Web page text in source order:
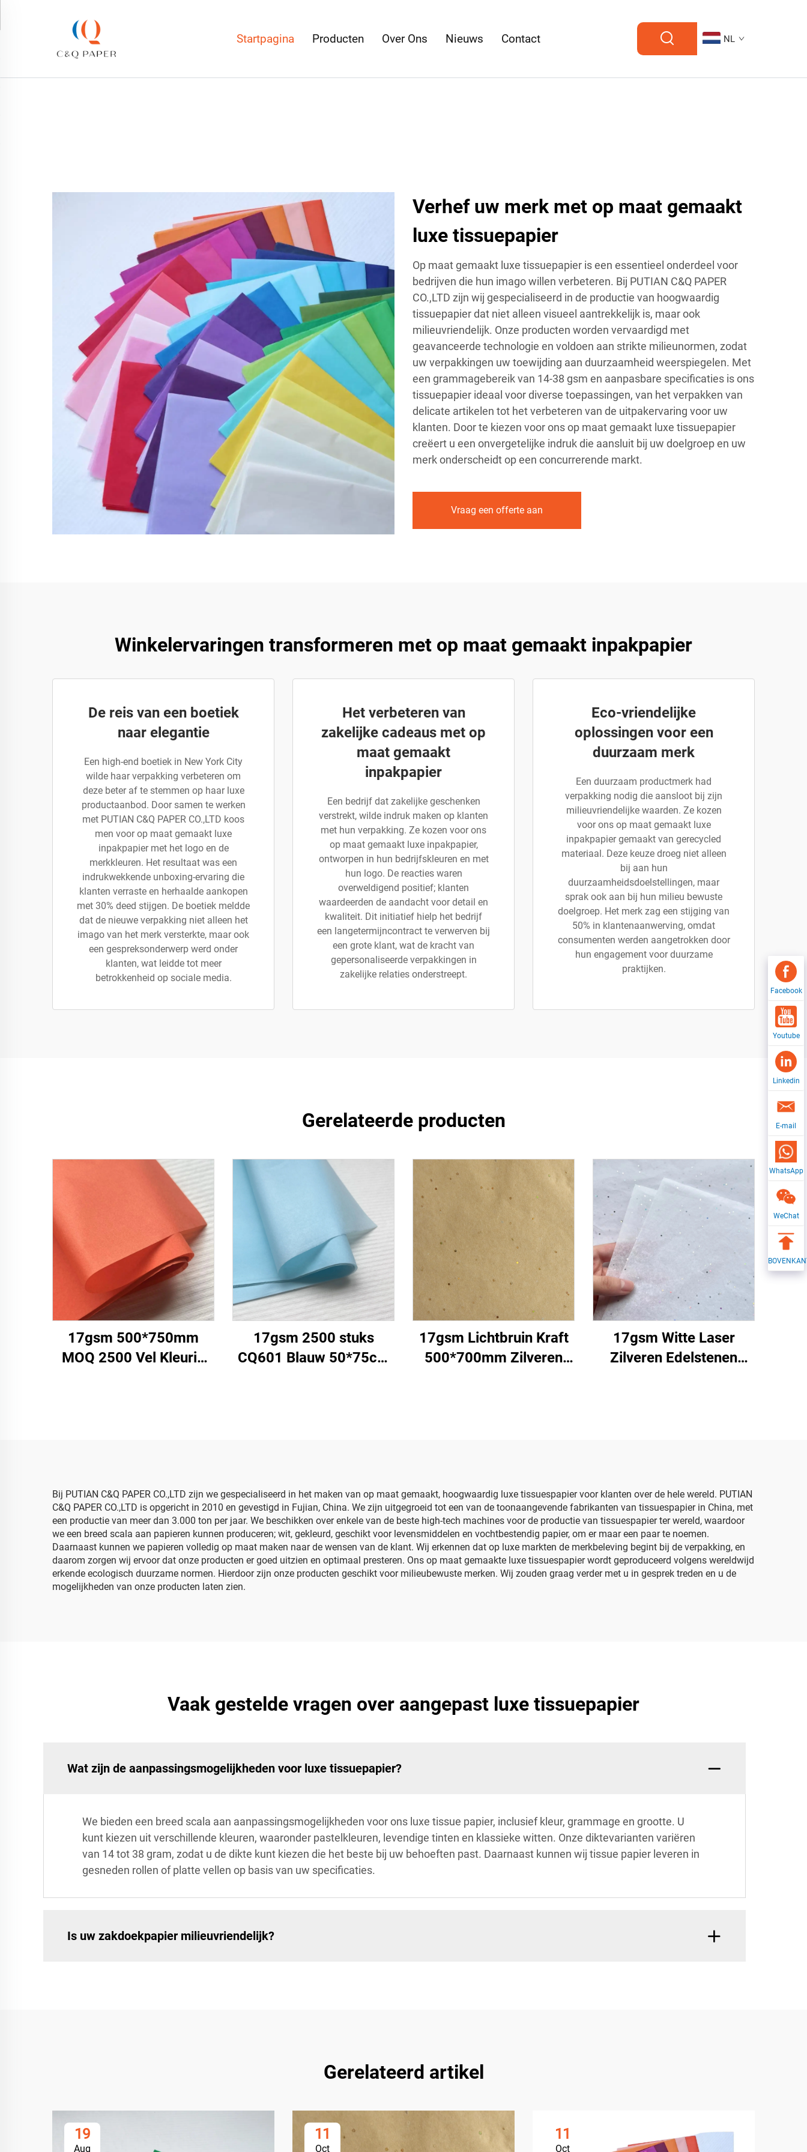
Startpagina Producten Over Ons Nieuws Contact NL
Verhef uw merk met op maat gemaakt
luxe tissuepapier
Op maat gemaakt luxe tissuepapier is een essentieel onderdeel voor
bedrijven die hun imago willen verbeteren. Bij PUTIAN C&Q PAPER
CO.,LTD zijn wij gespecialiseerd in de productie van hoogwaardig
tissuepapier dat niet alleen visueel aantrekkelijk is, maar ook
milieuvriendelijk. Onze producten worden vervaardigd met
geavanceerde technologie en voldoen aan strikte milieunormen, zodat
uw verpakkingen uw toewijding aan duurzaamheid weerspiegelen. Met
een grammagebereik van 14-38 gsm en aanpasbare specificaties is ons
tissuepapier ideaal voor diverse toepassingen, van het verpakken van
delicate artikelen tot het verbeteren van de uitpakervaring voor uw
klanten. Door te kiezen voor ons op maat gemaakt luxe tissuepapier
creëert u een onvergetelijke indruk die aansluit bij uw doelgroep en uw
merk onderscheidt op een concurrerende markt.
Vraag een offerte aan
Winkelervaringen transformeren met op maat gemaakt inpakpapier
De reis van een boetiek
naar elegantie
Een high-end boetiek in New York City
wilde haar verpakking verbeteren om
deze beter af te stemmen op haar luxe
productaanbod. Door samen te werken
met PUTIAN C&Q PAPER CO.,LTD koos
men voor op maat gemaakt luxe
inpakpapier met het logo en de
merkkleuren. Het resultaat was een
indrukwekkende unboxing-ervaring die
klanten verraste en herhaalde aankopen
met 30% deed stijgen. De boetiek meldde
dat de nieuwe verpakking niet alleen het
imago van het merk versterkte, maar ook
een gespreksonderwerp werd onder
klanten, wat leidde tot meer
betrokkenheid op sociale media.
Het verbeteren van
zakelijke cadeaus met op
maat gemaakt
inpakpapier
Een bedrijf dat zakelijke geschenken
verstrekt, wilde indruk maken op klanten
met hun verpakking. Ze kozen voor ons
op maat gemaakt luxe inpakpapier,
ontworpen in hun bedrijfskleuren en met
hun logo. De reacties waren
overweldigend positief; klanten
waardeerden de aandacht voor detail en
kwaliteit. Dit initiatief hielp het bedrijf
een langetermijncontract te verwerven bij
een grote klant, wat de kracht van
gepersonaliseerde verpakkingen in
zakelijke relaties onderstreept.
Eco-vriendelijke
oplossingen voor een
duurzaam merk
Een duurzaam productmerk had
verpakking nodig die aansloot bij zijn
milieuvriendelijke waarden. Ze kozen
voor ons op maat gemaakt luxe
inpakpapier gemaakt van gerecycled
materiaal. Deze keuze droeg niet alleen
bij aan hun
duurzaamheidsdoelstellingen, maar
sprak ook aan bij hun milieu bewuste
doelgroep. Het merk zag een stijging van
50% in klantenaanwerving, omdat
consumenten werden aangetrokken door
hun engagement voor duurzame
praktijken.
Gerelateerde producten
17gsm 500*750mm
MOQ 2500 Vel Kleurig
17gsm 2500 stuks
CQ601 Blauw 50*75cm
17gsm Lichtbruin Kraft
500*700mm Zilveren
17gsm Witte Laser
Zilveren Edelstenen
Bij PUTIAN C&Q PAPER CO.,LTD zijn we gespecialiseerd in het maken van op maat gemaakt, hoogwaardig luxe tissuespapier voor klanten over de hele wereld. PUTIAN
C&Q PAPER CO.,LTD is opgericht in 2010 en gevestigd in Fujian, China. We zijn uitgegroeid tot een van de toonaangevende fabrikanten van tissuespapier in China, met
een productie van meer dan 3.000 ton per jaar. We beschikken over enkele van de beste high-tech machines voor de productie van tissuespapier ter wereld, waardoor
we een breed scala aan papieren kunnen produceren; wit, gekleurd, geschikt voor levensmiddelen en vochtbestendig papier, om er maar een paar te noemen.
Daarnaast kunnen we papieren volledig op maat maken naar de wensen van de klant. Wij erkennen dat op luxe markten de merkbeleving begint bij de verpakking, en
daarom zorgen wij ervoor dat onze producten er goed uitzien en optimaal presteren. Ons op maat gemaakte luxe tissuespapier wordt geproduceerd volgens wereldwijd
erkende ecologisch duurzame normen. Hierdoor zijn onze producten geschikt voor milieubewuste merken. Wij zouden graag verder met u in gesprek treden en u de
mogelijkheden van onze producten laten zien.
Vaak gestelde vragen over aangepast luxe tissuepapier
Wat zijn de aanpassingsmogelijkheden voor luxe tissuepapier?
We bieden een breed scala aan aanpassingsmogelijkheden voor ons luxe tissue papier, inclusief kleur, grammage en grootte. U
kunt kiezen uit verschillende kleuren, waaronder pastelkleuren, levendige tinten en klassieke witten. Onze diktevarianten variëren
van 14 tot 38 gram, zodat u de dikte kunt kiezen die het beste bij uw behoeften past. Daarnaast kunnen wij tissue papier leveren in
gesneden rollen of platte vellen op basis van uw specificaties.
Is uw zakdoekpapier milieuvriendelijk?
Gerelateerd artikel
19
Aug
11
Oct
11
Oct
Facebook
Youtube
Linkedin
E-mail
WhatsApp
WeChat